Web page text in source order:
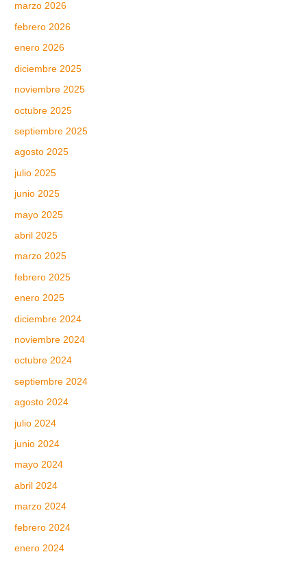
marzo 2026
febrero 2026
enero 2026
diciembre 2025
noviembre 2025
octubre 2025
septiembre 2025
agosto 2025
julio 2025
junio 2025
mayo 2025
abril 2025
marzo 2025
febrero 2025
enero 2025
diciembre 2024
noviembre 2024
octubre 2024
septiembre 2024
agosto 2024
julio 2024
junio 2024
mayo 2024
abril 2024
marzo 2024
febrero 2024
enero 2024